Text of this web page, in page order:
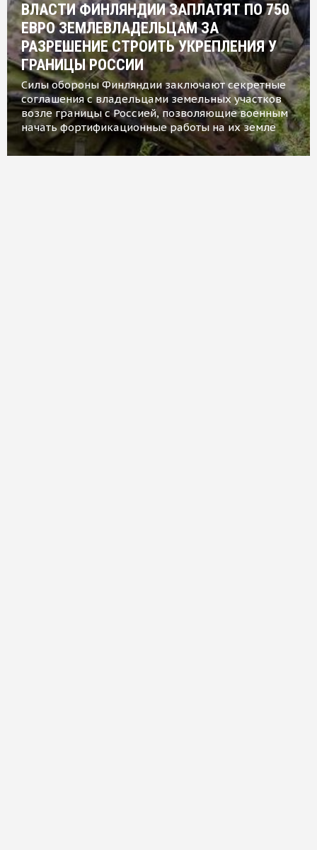
ВЛАСТИ ФИНЛЯНДИИ ЗАПЛАТЯТ ПО 750
ЕВРО ЗЕМЛЕВЛАДЕЛЬЦАМ ЗА
РАЗРЕШЕНИЕ СТРОИТЬ УКРЕПЛЕНИЯ У
ГРАНИЦЫ РОССИИ
Силы обороны Финляндии заключают секретные
соглашения с владельцами земельных участков
возле границы с Россией, позволяющие военным
начать фортификационные работы на их земле